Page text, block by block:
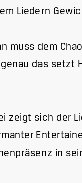
Liedern
muss dem
das setzt
zeigt sich der
in